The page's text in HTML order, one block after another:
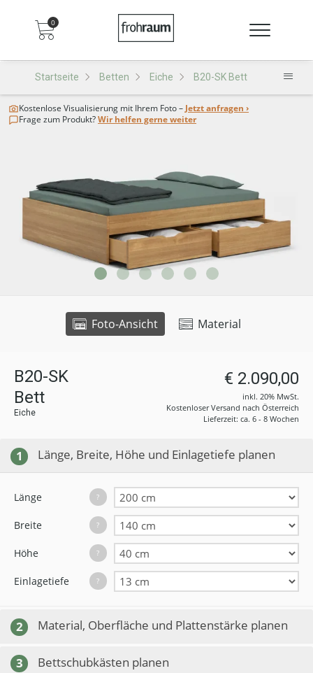
0
Startseite Betten Eiche B20-SK Bett
Foto-Ansicht Material
Kostenlose Visualisierung mit Ihrem Foto – Jetzt anfragen ›
Frage zum Produkt?Wir helfen gerne weiter
B20-SK
Bett
Eiche
€ 2.090,00
inkl. 20% MwSt.
Kostenloser Versand nach Österreich
Lieferzeit: ca. 6 - 8 Wochen
1 Länge, Breite, Höhe und Einlagetiefe planen
Länge ?
Breite ?
Höhe ?
Einlagetiefe ?
2 Material, Oberfläche und Plattenstärke planen
3 Bettschubkästen planen